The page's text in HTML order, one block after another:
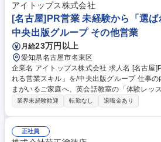
アイトップス株式会社
[名古屋]PR営業 未経験から「選
中央出版グループ その他営業
月給23万円以上
愛知県名古屋市名東区
企業名 アイトップス株式会社 求人名 [名古屋]PR営業★未経験から「選ば
れる営業スキル」を/中央出版グループ 仕事の内容 1歳～小学生のお子さ
まがいるご家庭へ、英会話教室の「体験レッ
です。実際のレッスンや契約手続きは専任担
室以上を展開している英会話教室なので、自
業界未経験歓迎 転勤なし 退職金あり
正社員